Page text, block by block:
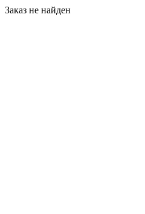
Заказ не найден